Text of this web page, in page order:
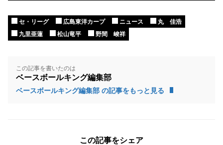
セ・リーグ 広島東洋カープ ニュース
丸 佳浩
九里亜蓮
松山竜平 野間 峻祥
この記事を書いたのは
ベースボールキング編集部
ベースボールキング編集部 の記事をもっと見る
この記事をシェア